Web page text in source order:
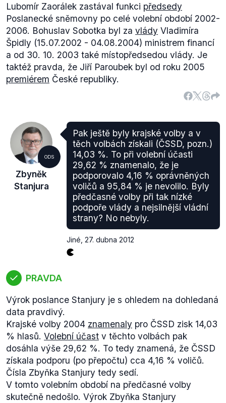
Lubomír Zaorálek zastával funkci předsedy
Poslanecké sněmovny po celé volební období 2002-
2006. Bohuslav Sobotka byl za vlády Vladimíra
Špidly (15.07.2002 - 04.08.2004) ministrem financí
a od 30. 10. 2003 také místopředsedou vlády. Je
taktéž pravda, že Jiří Paroubek byl od roku 2005
premiérem České republiky.
ODS
Zbyněk
Stanjura
Pak ještě byly krajské volby a v
těch volbách získali (ČSSD, pozn.)
14,03 %. To při volební účasti
29,62 % znamenalo, že je
podporovalo 4,16 % oprávněných
voličů a 95,84 % je nevolilo. Byly
předčasné volby při tak nízké
podpoře vlády a nejsilnější vládní
strany? No nebyly.
Jiné 27. dubna 2012
PRAVDA
Výrok poslance Stanjury je s ohledem na dohledaná
data pravdivý.
Krajské volby 2004 znamenaly pro ČSSD zisk 14,03
% hlasů. Volební účast v těchto volbách pak
dosáhla výše 29,62 %. To tedy znamená, že ČSSD
získala podporu (po přepočtu) cca 4,16 % voličů.
Čísla Zbyňka Stanjury tedy sedí.
V tomto volebním období na předčasné volby
skutečně nedošlo. Výrok Zbyňka Stanjury